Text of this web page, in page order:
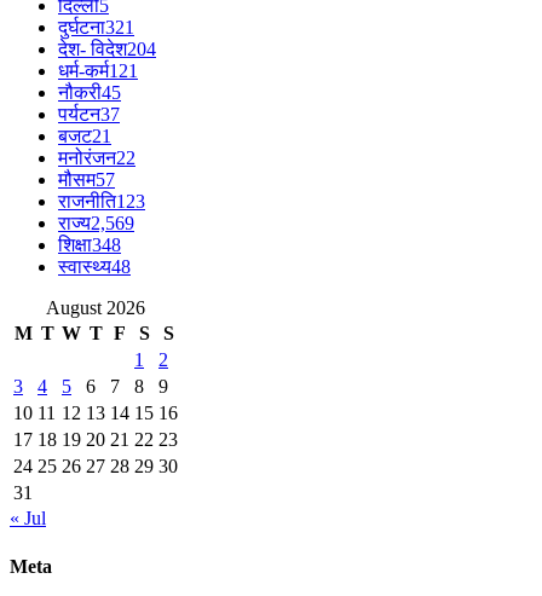
दिल्ली5
दुर्घटना321
देश- विदेश204
धर्म-कर्म121
नौकरी45
पर्यटन37
बजट21
मनोरंजन22
मौसम57
राजनीति123
राज्य2,569
शिक्षा348
स्वास्थ्य48
August 2026
M T W T F S
S
1
2
3
4 5 6 7 8
9
10 11 12 13 14 15 16
17 18 19 20 21 22 23
24 25 26 27 28 29 30
31
« Jul
Meta